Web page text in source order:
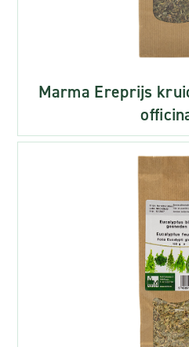
Marma Ereprijs